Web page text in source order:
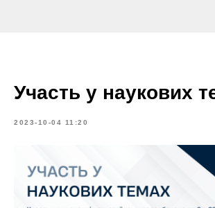
Участь у наукових
2023-10-04 11:20